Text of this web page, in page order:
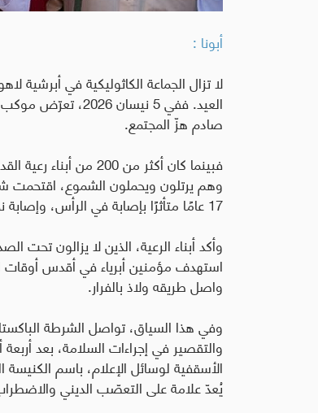
أبونا :
لا تزال الجماعة الكاثوليكية في أبرشية
العيد. ففي 5
صادم هزّ المجتمع.
فبينما كان أكثر من
وهم يرتلون ويحملون الشموع، اقتحمت
17 عامًا متأثرًا بإصابة في الرأس، وإصابة نحو 60 شخصًا، العديد منهم في حالة حرجة في المستشفى
وأكد أبناء الرعية، الذين لا يزالون
استهدف مؤمنين أبرياء في أقدس أوقات
واصل طريقه ولاذ بالفرار.
وفي هذا السياق، تواصل الشرطة
والتقصير في إجراءات السلامة، بعد
الأسقفية لوسائل الإعلام، باسم
يُعدّ علامة على التعصّب الديني